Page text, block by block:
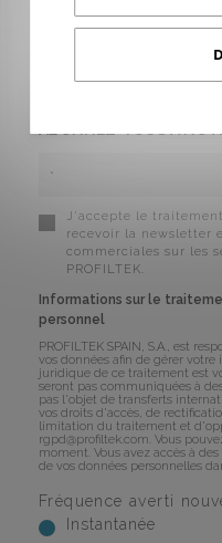
ABONNEZ-VOUS À
J'accepte le
recevoir la newsletter
commerciales sur les
PROFILTEK.
Informations sur le
personnel
PROFILTEK SPAIN, S.A., est
vos données afin de gérer
juridique de ce traitement est
seront pas communiquées à
pas l'objet de transferts
vos droits d'accès, de
limitation du traitement et
rgpd@profiltek.com . Vous
moment. Vous avez accès à
de vos données personnelles
Fréquence averti
Instantanée